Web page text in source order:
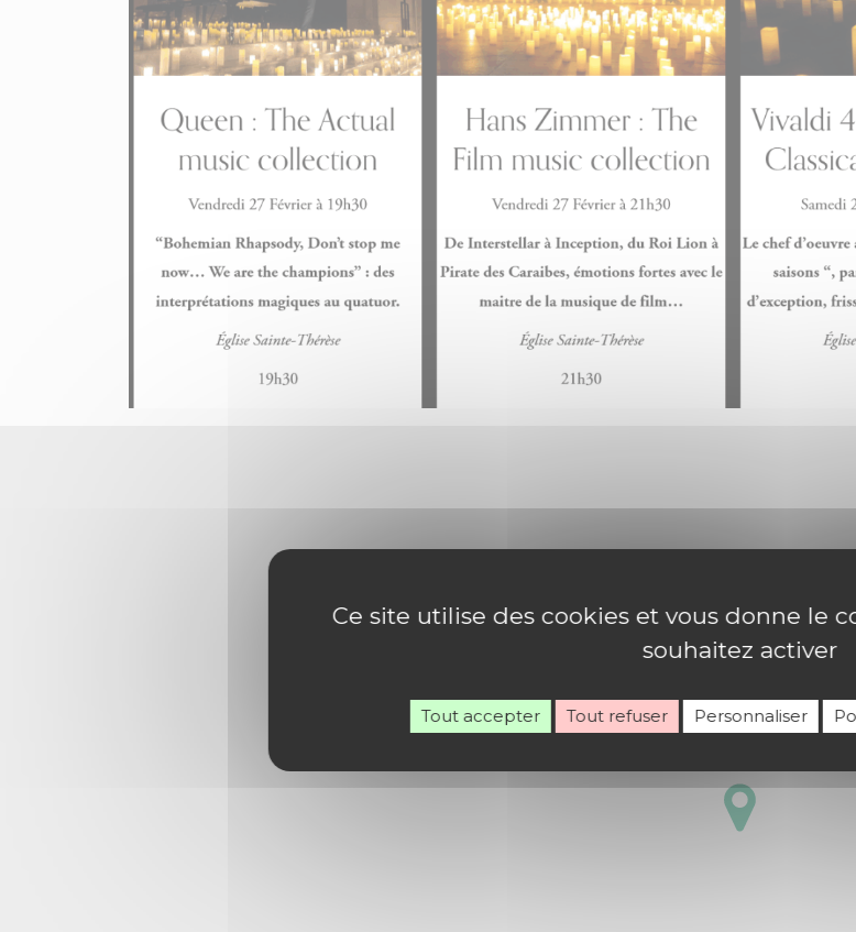
Ce site utilise des cookies et vous donne le
souhaitez activer
Tout accepter Tout refuser Personnaliser